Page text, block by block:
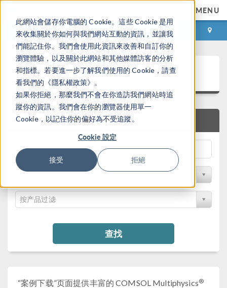
此網站會儲存你電腦的 Cookie。這些 Cookie 是用
來收集關於你如何與我們網站互動的資訊，並讓我
們能記住你。我們會使用此資訊來改善和自訂你的
瀏覽體驗，以及關於此網站和其他媒體訪客的分析
和指標。若要進一步了解我們使用的 Cookie，請查
看我們的《隱私權政策》。
如果你拒絕，那麼我們不會在你造訪我們網站時追
蹤你的資訊。我們會在你的瀏覽器使用單一
Cookie，以記住你的偏好為不受追蹤。
Cookie 設定
接受 拒絕
MENU
登录 咨询与购买
案例下载
快速搜索
按学科过滤
按产品过滤
查找
“案例下载”页面提供丰富的 COMSOL Multiphysics®